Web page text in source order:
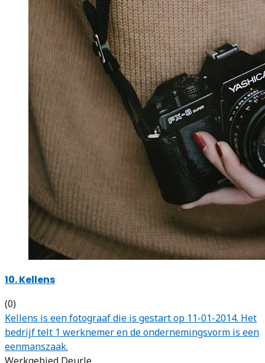
10. Kellens
(0)
Kellens is een fotograaf die is gestart op 11-01-2014. Het
bedrijf telt 1 werknemer en de ondernemingsvorm is een
eenmanszaak.